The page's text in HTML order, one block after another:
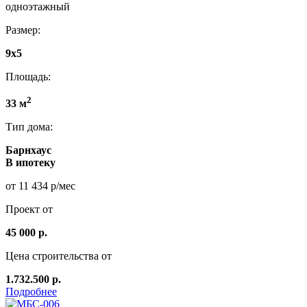
одноэтажный
Размер:
9x5
Площадь:
33 м2
Тип дома:
Барнхаус
В ипотеку
от 11 434 р/мес
Проект от
45 000 р.
Цена строительства от
1.732.500 р.
Подробнее